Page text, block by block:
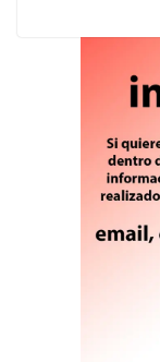
b d
o
n